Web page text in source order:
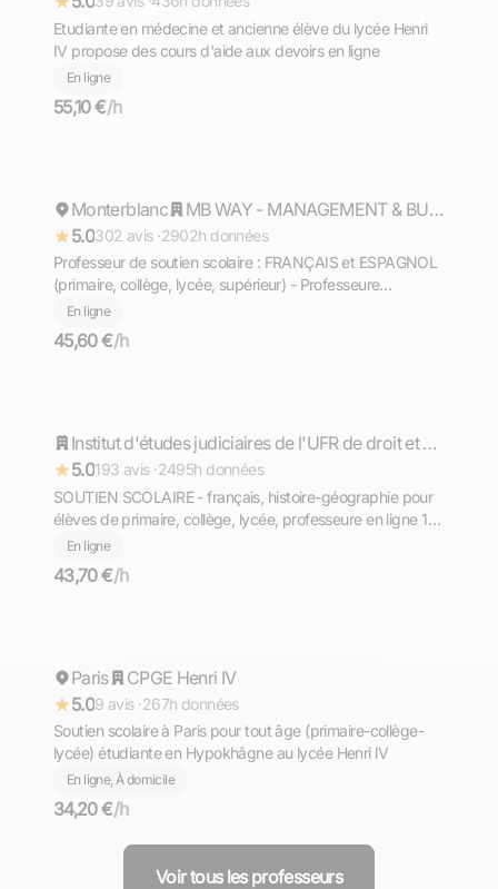
Etudiante en médecine et ancienne élève du lycée Henri
IV propose des cours d'aide aux devoirs en ligne
En ligne
55,10 €/h
Répond rapidement
Monterblanc
MB WAY - MANAGEMENT & BUSINESS SCHOOL - Mention Bien
5.0302 avis ·2902h données
Professeur de soutien scolaire : FRANÇAIS et ESPAGNOL
(primaire, collège, lycée, supérieur) - Professeure
expérimentée (+10 ans)
En ligne
45,60 €/h
Répond rapidement
Institut d'études judiciaires de l'UFR de droit et sciences politique - université de Montpellier
5.0193 avis ·2495h données
SOUTIEN SCOLAIRE - français, histoire-géographie pour
élèves de primaire, collège, lycée, professeure en ligne 10
ans d'expérience
En ligne
43,70 €/h
Répond rapidement
Paris
CPGE Henri IV
5.09 avis ·267h données
Soutien scolaire à Paris pour tout âge (primaire-collège-
lycée) étudiante en Hypokhâgne au lycée Henri lV
En ligne, À domicile
34,20 €/h
Voir tous les professeurs